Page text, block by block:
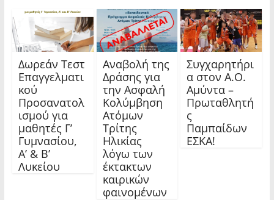
Δωρεάν Τεστ
Επαγγελματι
κού
Προσανατολ
ισμού για
μαθητές Γ’
Γυμνασίου,
Α’ & Β’
Λυκείου
Αναβολή της
Δράσης για
την Ασφαλή
Κολύμβηση
Ατόμων
Τρίτης
Ηλικίας
λόγω των
έκτακτων
καιρικών
φαινομένων
Συγχαρητήρι
α στον Α.Ο.
Αμύντα –
Πρωταθλητή
ς
Παμπαίδων
ΕΣΚΑ!